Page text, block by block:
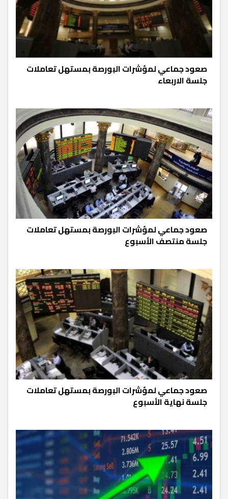
صعود جماعي لمؤشرات البورصة بمستهل تعاملات
جلسة الاربعاء
صعود جماعي لمؤشرات البورصة بمستهل تعاملات
جلسة منتصف الأسبوع
صعود جماعي لمؤشرات البورصة بمستهل تعاملات
جلسة نهاية الأسبوع